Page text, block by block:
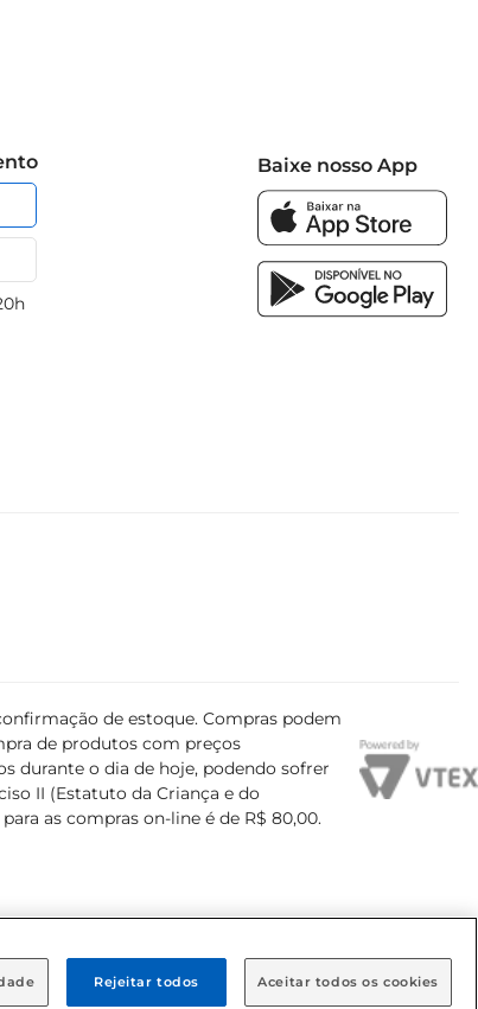
Baixe nosso App
de estoque. Compras podem
de produtos com preços
durante o dia de hoje, podendo sofrer
II (Estatuto da Criança e do
as compras on-line é de R$ 80,00.
Rejeitar todos Aceitar todos os cookies